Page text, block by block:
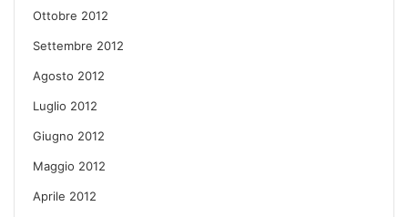
Ottobre 2012
Settembre 2012
Agosto 2012
Luglio 2012
Giugno 2012
Maggio 2012
Aprile 2012